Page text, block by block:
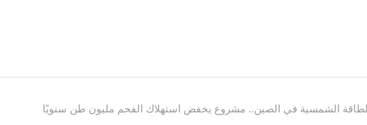
الطاقة الشمسية في الصين.. مشروع يخفض استهلاك الفحم مليون طن سنويًا